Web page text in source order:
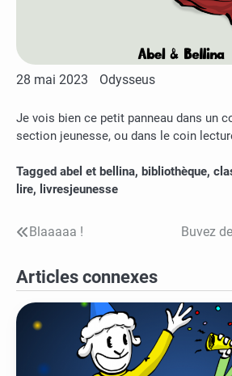
28 mai 2023 Odysseus
Je vois bien ce petit panneau dans un
section jeunesse, ou dans le coin
Tagged abel et bellina, bibliothèque,
lire, livresjeunesse
Navigation
de
l’article
Blaaaaa ! Buvez
Articles connexes